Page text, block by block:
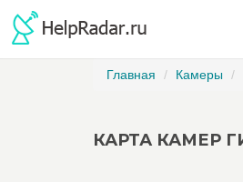
Главная Камеры
КАРТА КАМЕР